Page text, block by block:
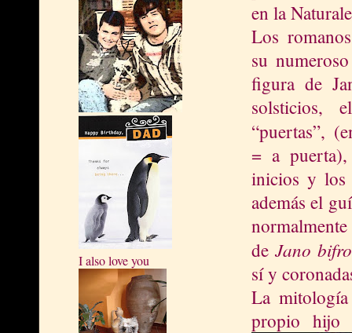
I also love you
en la
Los
su
figura de
solsticios,
“puertas”,
= a
inicios y los
además el
deJano
sí y
La
propio hijo